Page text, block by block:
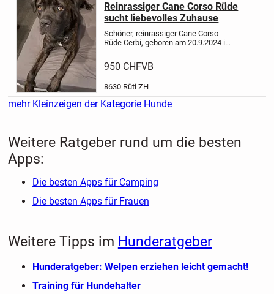
Reinrassiger Cane Corso Rüde
sucht liebevolles Zuhause
Schöner, reinrassiger Cane Corso
Rüde Cerbi, geboren am 20.9.2024 in
Gesundheit einwandfrei, sucht ein
schönes für immer Zuhause. Cerbi
950 CHFVB
8630 Rüti ZH
mehr Kleinzeigen der Kategorie Hunde
Weitere Ratgeber rund um die besten
Apps:
Die besten Apps für Camping
Die besten Apps für Frauen
Weitere Tipps im Hunderatgeber
Hunderatgeber: Welpen erziehen leicht gemacht!
Training für Hundehalter